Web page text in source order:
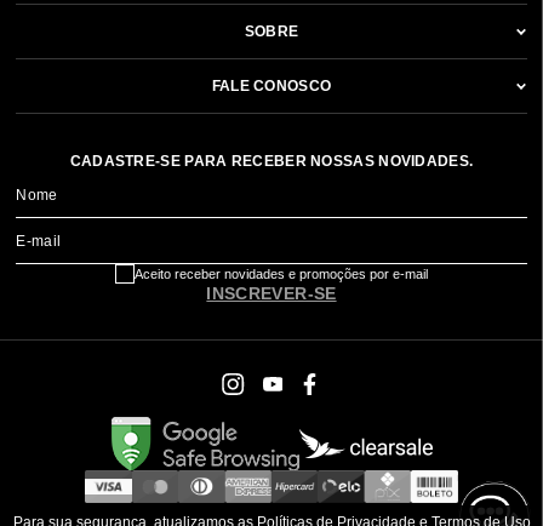
SOBRE
FALE CONOSCO
CADASTRE-SE PARA RECEBER NOSSAS NOVIDADES.
Nome
E-mail
INSCREVER-SE
Aceito receber novidades e promoções por e-mail
Para sua segurança, atualizamos as Políticas de Privacidade e Termos de Uso